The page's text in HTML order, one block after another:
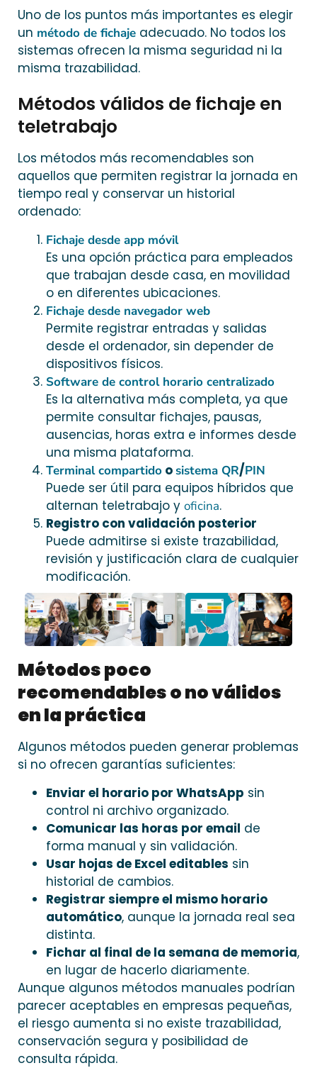
Uno de los puntos más importantes es elegir
un método de fichaje adecuado. No todos los
sistemas ofrecen la misma seguridad ni la
misma trazabilidad.
Métodos válidos de fichaje en
teletrabajo
Los métodos más recomendables son
aquellos que permiten registrar la jornada en
tiempo real y conservar un historial
ordenado:
Fichaje desde app móvil
Es una opción práctica para empleados
que trabajan desde casa, en movilidad
o en diferentes ubicaciones.
Fichaje desde navegador web
Permite registrar entradas y salidas
desde el ordenador, sin depender de
dispositivos físicos.
Software de control horario centralizado
Es la alternativa más completa, ya que
permite consultar fichajes, pausas,
ausencias, horas extra e informes desde
una misma plataforma.
Terminal compartido osistema QR/PIN
Puede ser útil para equipos híbridos que
alternan teletrabajo y oficina.
Registro con validación posterior
Puede admitirse si existe trazabilidad,
revisión y justificación clara de cualquier
modificación.
Métodos poco
recomendables o no válidos
en la práctica
Algunos métodos pueden generar problemas
si no ofrecen garantías suficientes:
Enviar el horario por WhatsApp sin
control ni archivo organizado.
Comunicar las horas por email de
forma manual y sin validación.
Usar hojas de Excel editables sin
historial de cambios.
Registrar siempre el mismo horario
automático, aunque la jornada real sea
distinta.
Fichar al final de la semana de memoria,
en lugar de hacerlo diariamente.
Aunque algunos métodos manuales podrían
parecer aceptables en empresas pequeñas,
el riesgo aumenta si no existe trazabilidad,
conservación segura y posibilidad de
consulta rápida.